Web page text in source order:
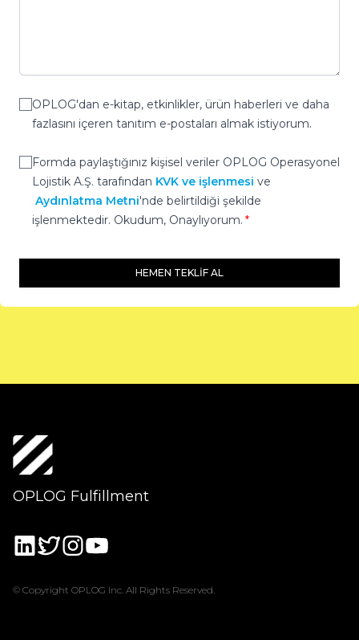
OPLOG'dan e-kitap, etkinlikler, ürün haberleri ve daha
fazlasını içeren tanıtım e-postaları almak istiyorum.
Formda paylaştığınız kişisel veriler OPLOG Operasyonel
Lojistik A.Ş. tarafından KVK ve işlenmesi ve
Aydınlatma Metni'nde belirtildiği şekilde
işlenmektedir. Okudum, Onaylıyorum.
HEMEN TEKLIF AL
OPLOG Fulfillment
© Copyright OPLOG Inc. All Rights Reserved.